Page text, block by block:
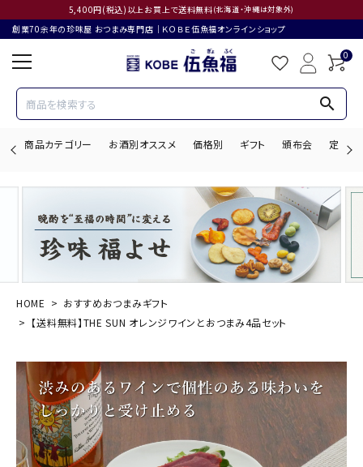
5,400円(税込)以上お買上で送料無料(北海道・沖縄は対象外)
創業70余年の珍味屋 おつまみ専門店│ＫＯＢＥ伍魚福オンラインショップ
0
search
商品カテゴリー お酒別オススメ 価格別 ギフト 頒布会 定期購
search
商品カテゴリー
お酒別オススメ
価格別
HOME
おすすめおつまみギフト
【送料無料】THE SUN オレンジワインとおつまみ4品セット